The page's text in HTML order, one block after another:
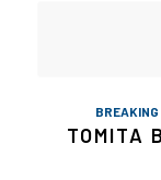
TOMITA